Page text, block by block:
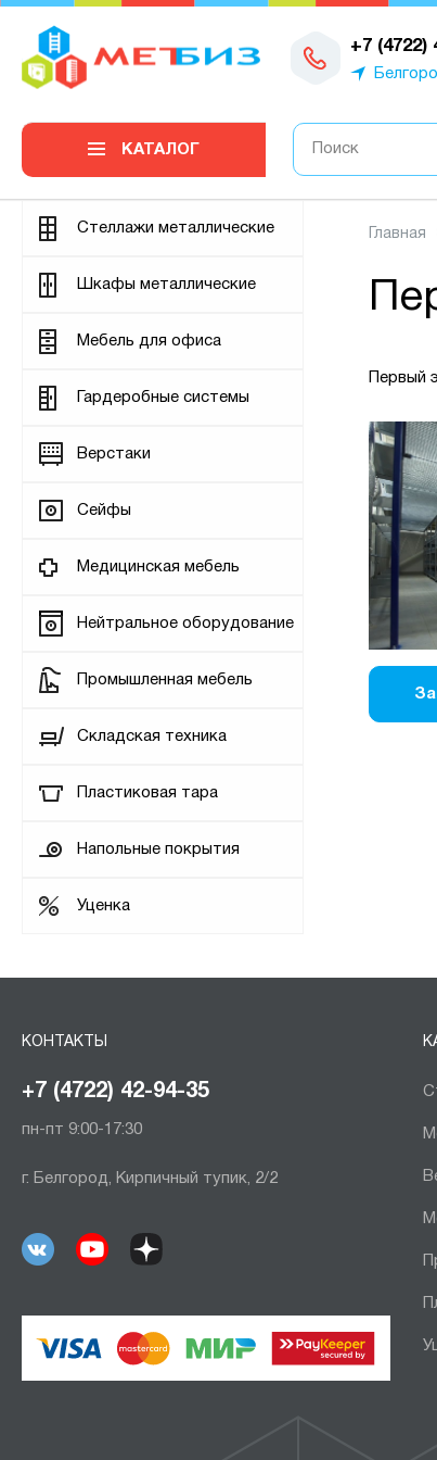
+7 (4722)
0
КАТАЛОГ
Стеллажи металлические
Шкафы металлические
Мебель для офиса
Гардеробные системы
Верстаки
Сейфы
Медицинская мебель
Нейтральное оборудование
Промышленная мебель
Складская техника
Пластиковая тара
Напольные покрытия
Уценка
Главная
Первый
КОНТАКТЫ
+7 (4722) 42-94-35
пн-пт 9:00-17:30
г. Белгород, Кирпичный тупик, 2/2